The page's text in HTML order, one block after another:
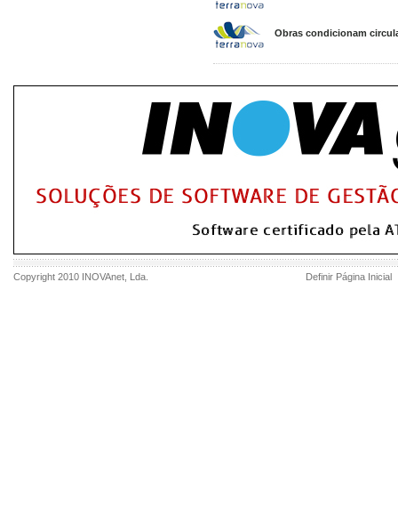
Obras condicionam
Copyright 2010 INOVAnet , Lda. Definir Página Inicial